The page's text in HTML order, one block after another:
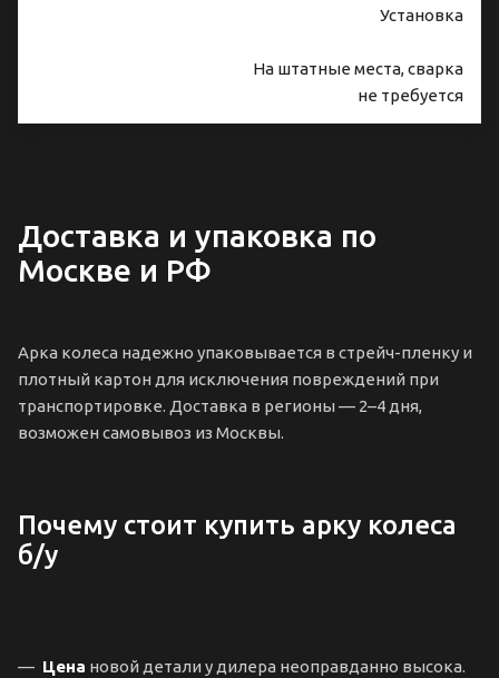
Установка
На штатные места, сварка
не требуется
Доставка и упаковка по
Москве и РФ
Арка колеса надежно упаковывается в стрейч-пленку и
плотный картон для исключения повреждений при
транспортировке. Доставка в регионы — 2–4 дня,
возможен самовывоз из Москвы.
Почему стоит купить арку колеса
б/у
Цена новой детали у дилера неоправданно высока.